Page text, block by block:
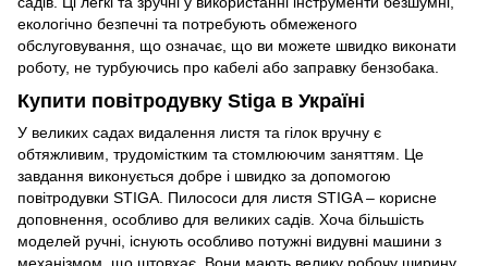
екологічно безпечні та потребують обмеженого
обслуговування, що означає, що ви можете швидко виконати
роботу, не турбуючись про кабелі або заправку бензобака.
Купити повітродувку Stiga в Україні
У великих садах видалення листя та гілок вручну є
обтяжливим, трудомістким та стомлюючим заняттям. Це
завдання виконується добре і швидко за допомогою
повітродувки STIGA. Пилососи для листя STIGA – корисне
доповнення, особливо для великих садів. Хоча більшість
моделей ручні, існують особливо потужні видувні машини з